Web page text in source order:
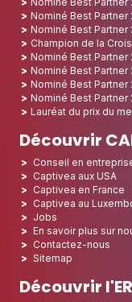
Nominé Best Partner
Nominé Best
Champion de la
Nominé Best
Nominé Best
Nominé Best Partner
Nominé Best
Lauréat du prix du
Découvrir
Conseil en
Captivea aux USA
Captivea en France
Captivea au
Jobs
En savoir plus sur
Contactez-nous
Sitemap
Découvrir